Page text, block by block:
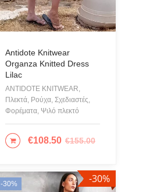
Antidote Knitwear
Organza Knitted Dress
Lilac
ANTIDOTE KNITWEAR,
Πλεκτά, Ρούχα, Σχεδιαστές,
Φορέματα, Ψιλό πλεκτό
€155.00
€108.50
ΕΠΙΛΟΓΉ
-30% -30%